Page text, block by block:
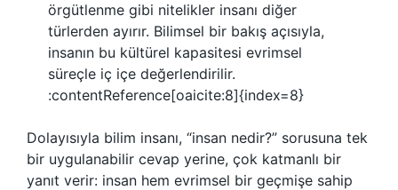
örgütlenme gibi nitelikler insanı diğer
türlerden ayırır. Bilimsel bir bakış açısıyla,
insanın bu kültürel kapasitesi evrimsel
süreçle iç içe değerlendirilir.
:contentReference[oaicite:8]{index=8}
Dolayısıyla bilim insanı, “insan nedir?” sorusuna tek
bir uygulanabilir cevap yerine, çok katmanlı bir
yanıt verir: insan hem evrimsel bir geçmişe sahip